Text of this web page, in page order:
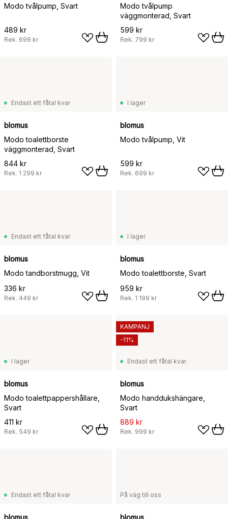
Modo tvålpump, Svart
489 kr
Rek. 699 kr
Modo tvålpump
väggmonterad, Svart
599 kr
Rek. 799 kr
Endast ett fåtal kvar
blomus
Modo toalettborste
väggmonterad, Svart
844 kr
Rek. 1 299 kr
I lager
blomus
Modo tvålpump, Vit
599 kr
Rek. 699 kr
Endast ett fåtal kvar
blomus
Modo tandborstmugg, Vit
336 kr
Rek. 449 kr
I lager
blomus
Modo toalettborste, Svart
959 kr
Rek. 1 199 kr
I lager
blomus
Modo toalettpappershållare,
Svart
411 kr
Rek. 549 kr
Endast ett fåtal kvar
blomus
Modo handdukshängare,
Svart
889 kr
Rek. 999 kr
KAMPANJ
-11%
Endast ett fåtal kvar
blomus
På väg till oss
blomus